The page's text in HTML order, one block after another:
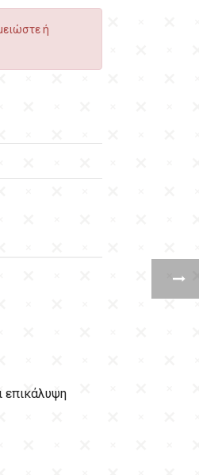
ή
επικάλυψη